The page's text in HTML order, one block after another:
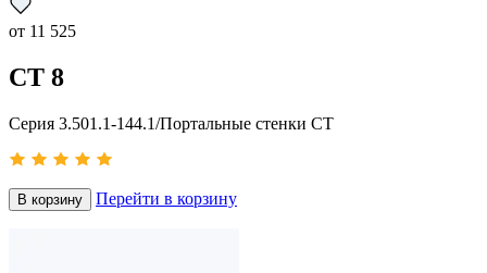
от 11 525
СТ 8
Серия 3.501.1-144.1/Портальные стенки СТ
В корзину Перейти в корзину